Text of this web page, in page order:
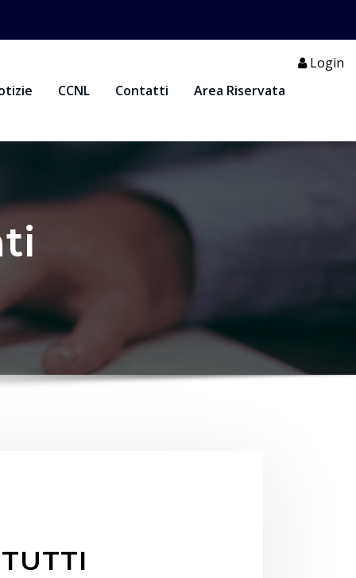
CCNL Contatti Area Riservata
Login